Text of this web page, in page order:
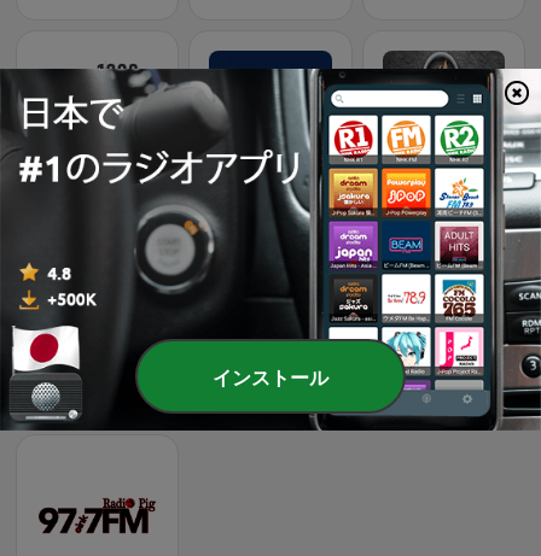
1000 HITS Love Chilltrax Hot 21 Radio
Epic Piano - ROMANTIC PIANO Epic Piano - CHILLOUT PIANO 181.fm - The Heart (Love Songs)
インストール